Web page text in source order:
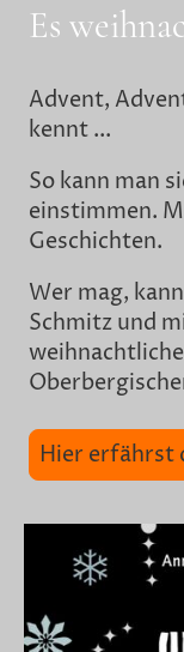
Es
Advent,
kennt ...
So kann man
einstimmen.
Geschichten.
Wer mag,
Schmitz und
Hier erfährst